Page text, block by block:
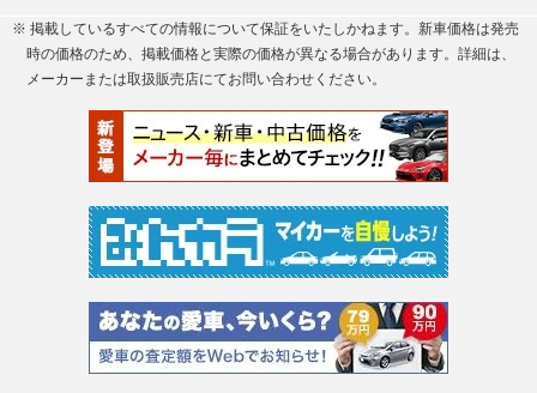
※ 掲載しているすべての情報について保証をいたしかねます。新車価格は発売
時の価格のため、掲載価格と実際の価格が異なる場合があります。詳細は、
メーカーまたは取扱販売店にてお問い合わせください。